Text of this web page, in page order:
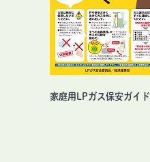
家庭用LPガス保安ガイド